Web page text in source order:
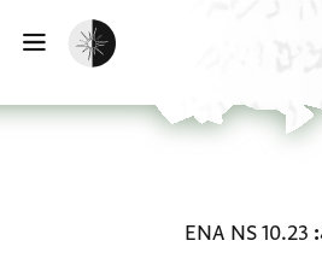
تفعيل الوضع المظلم
ENA NS 10.23